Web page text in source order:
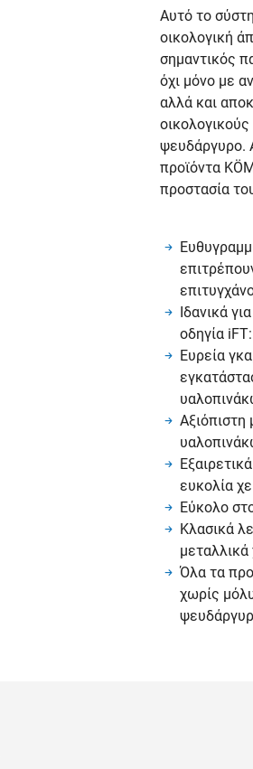
Αυτό το
οικολογική
σημαντικός
όχι μόνο με
αλλά και
ψευδάργυρο.
προϊόντα
προστασία
Ιδανικά
οδηγία
Ευρεία
ευκολία
Εύκολο
Κλασικά
Όλα τα
χωρίς